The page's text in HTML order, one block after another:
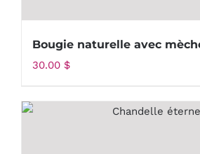
Bougie naturelle avec
30.00 $